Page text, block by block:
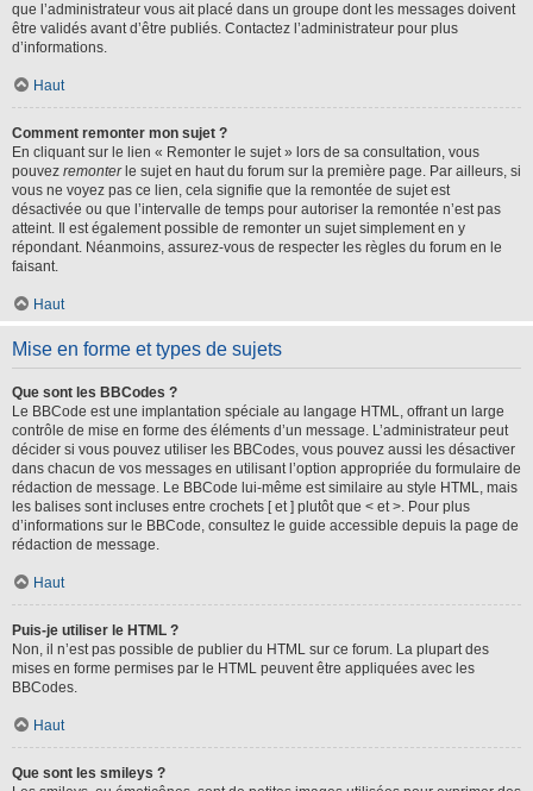
que l’administrateur vous ait placé dans un groupe dont les messages doivent
être validés avant d’être publiés. Contactez l’administrateur pour plus
d’informations.
Haut
Comment remonter mon sujet ?
En cliquant sur le lien « Remonter le sujet » lors de sa consultation, vous
pouvez remonterle sujet en haut du forum sur la première page. Par ailleurs, si
vous ne voyez pas ce lien, cela signifie que la remontée de sujet est
désactivée ou que l’intervalle de temps pour autoriser la remontée n’est pas
atteint. Il est également possible de remonter un sujet simplement en y
répondant. Néanmoins, assurez-vous de respecter les règles du forum en le
faisant.
Haut
Mise en forme et types de sujets
Que sont les BBCodes ?
Le BBCode est une implantation spéciale au langage HTML, offrant un large
contrôle de mise en forme des éléments d’un message. L’administrateur peut
décider si vous pouvez utiliser les BBCodes, vous pouvez aussi les désactiver
dans chacun de vos messages en utilisant l’option appropriée du formulaire de
rédaction de message. Le BBCode lui-même est similaire au style HTML, mais
les balises sont incluses entre crochets [ et ] plutôt que < et >. Pour plus
d’informations sur le BBCode, consultez le guide accessible depuis la page de
rédaction de message.
Haut
Puis-je utiliser le HTML ?
Non, il n’est pas possible de publier du HTML sur ce forum. La plupart des
mises en forme permises par le HTML peuvent être appliquées avec les
BBCodes.
Haut
Que sont les smileys ?